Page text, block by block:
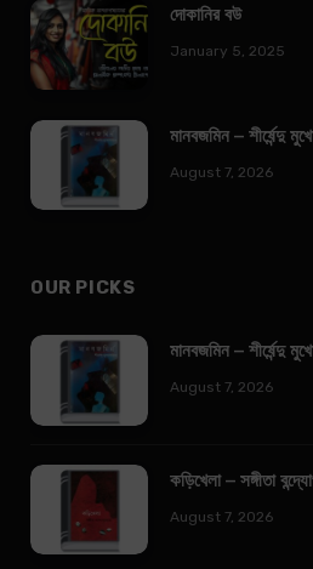
দোকানির বউ
January 5, 2025
মানবজমিন – শীর্ষেন্দু
August 7, 2026
OUR PICKS
মানবজমিন – শীর্ষেন্দু
August 7, 2026
কড়িখেলা – সঙ্গীতা
August 7, 2026